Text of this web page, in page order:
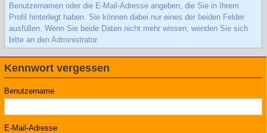
Benutzernamen oder die E-Mail-Adresse angeben, die Sie in Ihrem
Profil hinterlegt haben. Sie können dabei nur eines der beiden Felder
ausfüllen. Wenn Sie beide Daten nicht mehr wissen, wenden Sie sich
bitte an den Administrator.
Kennwort vergessen
Benutzername
E-Mail-Adresse